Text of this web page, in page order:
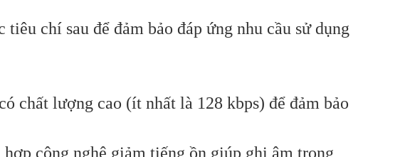
tiêu chí sau để đảm bảo đáp ứng nhu cầu sử dụng
chất lượng cao (ít nhất là 128 kbps) để đảm bảo
công nghệ giảm tiếng ồn giúp ghi âm trong